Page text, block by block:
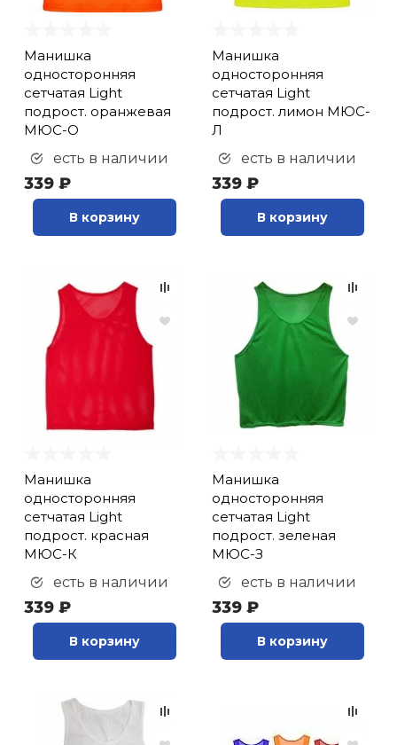
Манишка
односторонняя
сетчатая Light
подрост. оранжевая
МЮС-О
есть в наличии
339 ₽
В корзину
Манишка
односторонняя
сетчатая Light
подрост. лимон МЮС-
Л
есть в наличии
339 ₽
В корзину
Манишка
односторонняя
сетчатая Light
подрост. красная
МЮС-К
есть в наличии
339 ₽
В корзину
Манишка
односторонняя
сетчатая Light
подрост. зеленая
МЮС-З
есть в наличии
339 ₽
В корзину